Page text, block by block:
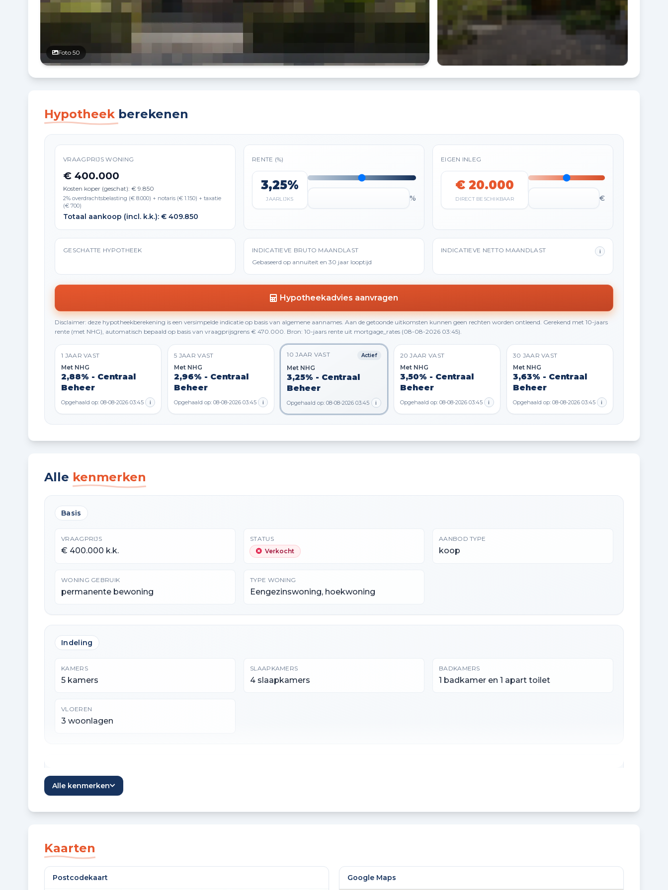
Foto 50
Hypotheek berekenen
VRAAGPRIJS WONING
€ 400.000
Kosten koper (geschat): € 9.850
2% overdrachtsbelasting (€ 8.000) + notaris (€ 1.150) + taxatie
(€ 700)
Totaal aankoop (incl. k.k.): € 409.850
RENTE (%)
3,25%
JAARLIJKS %
EIGEN INLEG
€ 20.000
DIRECT BESCHIKBAAR €
GESCHATTE HYPOTHEEK
INDICATIEVE BRUTO MAANDLAST
Gebaseerd op annuïteit en 30 jaar looptijd
INDICATIEVE NETTO MAANDLAST i
Hypotheekadvies aanvragen
Disclaimer: deze hypotheekberekening is een versimpelde indicatie op basis van algemene aannames. Aan de getoonde uitkomsten kunnen geen rechten worden ontleend. Gerekend met 10-jaars
rente (met NHG), automatisch bepaald op basis van vraagprijsgrens € 470.000. Bron: 10-jaars rente uit mortgage_rates (08-08-2026 03:45).
1 JAAR VAST
Met NHG
2,88% - Centraal
Beheer
Opgehaald op: 08-08-2026 03:45 i
5 JAAR VAST
Met NHG
2,96% - Centraal
Beheer
Opgehaald op: 08-08-2026 03:45 i
10 JAAR VAST Actief
Met NHG
3,25% - Centraal
Beheer
Opgehaald op: 08-08-2026 03:45 i
20 JAAR VAST
Met NHG
3,50% - Centraal
Beheer
Opgehaald op: 08-08-2026 03:45 i
30 JAAR VAST
Met NHG
3,63% - Centraal
Beheer
Opgehaald op: 08-08-2026 03:45 i
Alle kenmerken
Basis
VRAAGPRIJS
€ 400.000 k.k.
STATUS
Verkocht
AANBOD TYPE
koop
WONING GEBRUIK
permanente bewoning
TYPE WONING
Eengezinswoning, hoekwoning
Indeling
KAMERS
5 kamers
SLAAPKAMERS
4 slaapkamers
BADKAMERS
1 badkamer en 1 apart toilet
VLOEREN
3 woonlagen
WOONOPPERVLAKTE
14 m²
Alle kenmerken
Kaarten
Postcodekaart Google Maps